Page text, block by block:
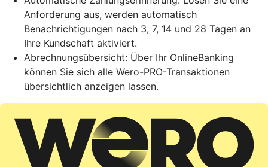
Anforderung aus, werden automatisch
Benachrichtigungen nach 3, 7, 14 und 28 Tagen an
Ihre Kundschaft aktiviert.
Abrechnungsübersicht: Über Ihr OnlineBanking
können Sie sich alle Wero-PRO-Transaktionen
übersichtlich anzeigen lassen.